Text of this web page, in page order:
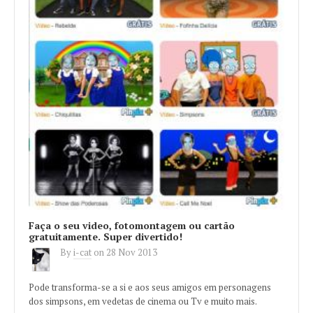
Faça o seu video, fotomontagem ou cartão
gratuitamente. Super divertido!
Byi-cat on 28 Nov 2013
Pode transforma-se a si e aos seus amigos em personagens
dos simpsons, em vedetas de cinema ou Tv e muito mais.